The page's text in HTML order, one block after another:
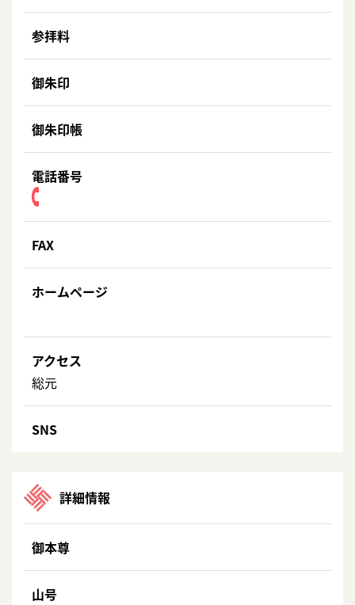
参拝料
御朱印
御朱印帳
電話番号
FAX
ホームページ
アクセス
総元
SNS
詳細情報
御本尊
山号